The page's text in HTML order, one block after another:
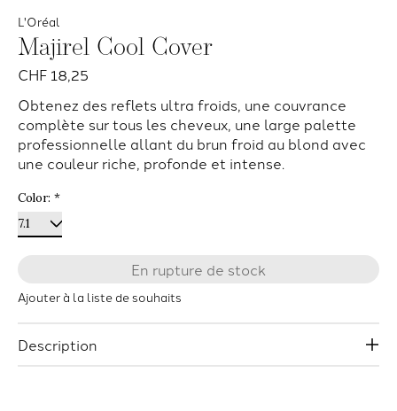
L'Oréal
Majirel Cool Cover
CHF 18,25
Obtenez des reflets ultra froids, une couvrance
complète sur tous les cheveux, une large palette
professionnelle allant du brun froid au blond avec
une couleur riche, profonde et intense.
Color: *
En rupture de stock
Ajouter à la liste de souhaits
Description